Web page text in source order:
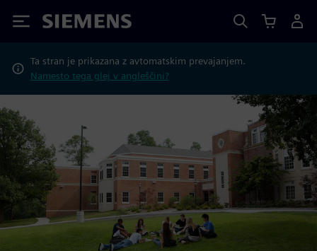
Siemens
Ta stran je prikazana z avtomatskim prevajanjem.
Namesto tega glej v angleščini?